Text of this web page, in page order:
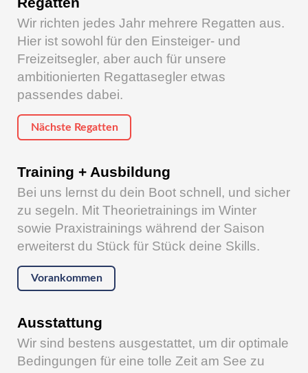
Wir richten jedes Jahr mehrere Regatten aus.
Hier ist sowohl für den Einsteiger- und
Freizeitsegler, aber auch für unsere
ambitionierten Regattasegler etwas
passendes dabei.
Nächste Regatten
Training + Ausbildung
Bei uns lernst du dein Boot schnell, und sicher
zu segeln. Mit Theorietrainings im Winter
sowie Praxistrainings während der Saison
erweiterst du Stück für Stück deine Skills.
Vorankommen
Ausstattung
Wir sind bestens ausgestattet, um dir optimale
Bedingungen für eine tolle Zeit am See zu